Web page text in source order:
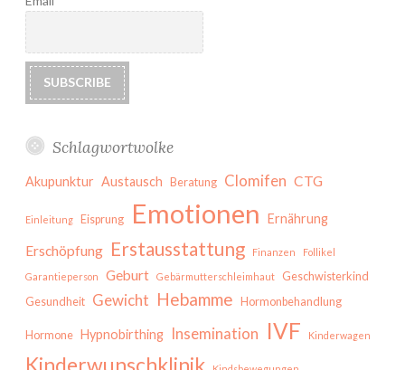
Schlagwortwolke
Akupunktur Austausch Beratung Clomifen CTG
Einleitung Eisprung Emotionen Ernährung
Erschöpfung Erstausstattung Finanzen Follikel
Garantieperson Geburt Gebärmutterschleimhaut
Geschwisterkind
Gesundheit Gewicht Hebamme Hormonbehandlung
Hormone Hypnobirthing Insemination IVF Kinderwagen
Kinderwunschklinik